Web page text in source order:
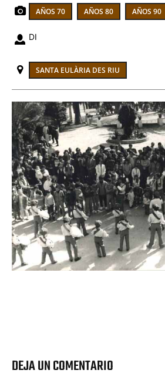
AÑOS 70 AÑOS 80 AÑOS 90
DI
SANTA EULÀRIA DES RIU
DEJA UN COMENTARIO